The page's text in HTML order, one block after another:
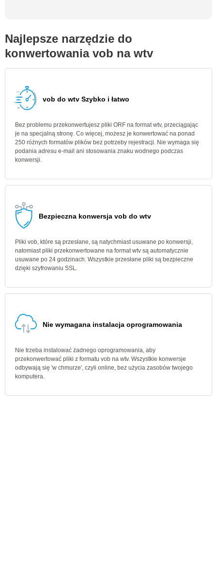
Najlepsze narzędzie do
konwertowania vob na wtv
vob do wtv Szybko i łatwo
Bez problemu przekonwertujesz pliki ORF na format wtv, przeciągając
je na specjalną stronę. Co więcej, możesz je konwertować na ponad
250 różnych formatów plików bez potrzeby rejestracji. Nie wymaga się
podania adresu e-mail ani stosowania znaku wodnego podczas
konwersji.
Bezpieczna konwersja vob do wtv
Pliki vob, które są przesłane, są natychmiast usuwane po konwersji,
natomiast pliki przekonwertowane na format wtv są automatycznie
usuwane po 24 godzinach. Wszystkie przesłane pliki są bezpieczne
dzięki szyfrowaniu SSL.
Nie wymagana instalacja oprogramowania
Nie trzeba instalować żadnego oprogramowania, aby
przekonwertować pliki z formatu vob na wtv. Wszystkie konwersje
odbywają się 'w chmurze', czyli online, bez użycia zasobów twojego
komputera.